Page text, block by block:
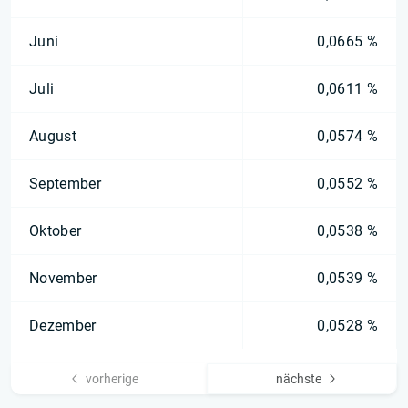
Juni 0,0665 %
Juli 0,0611 %
August 0,0574 %
September 0,0552 %
Oktober 0,0538 %
November 0,0539 %
Dezember 0,0528 %
vorherige nächste